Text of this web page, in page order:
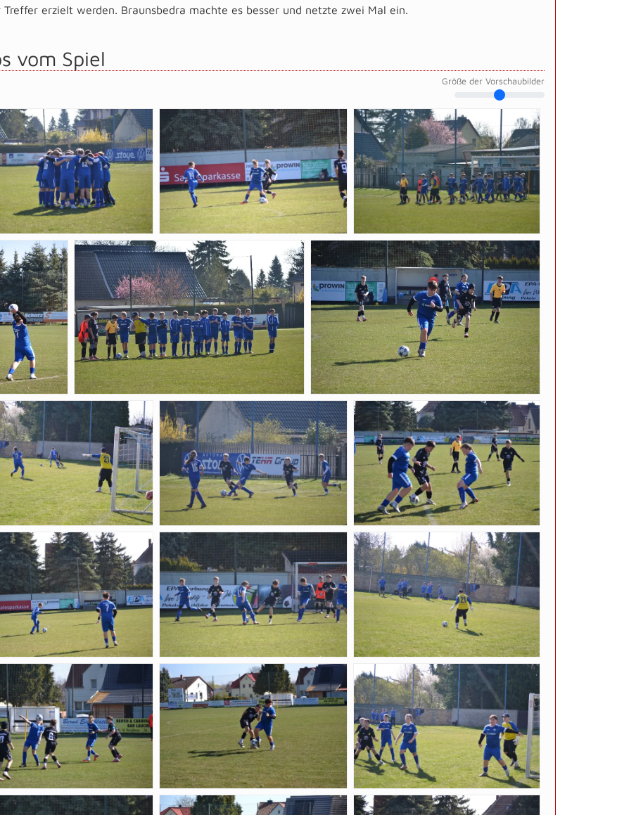
Treffer erzielt werden. Braunsbedra machte es besser und netzte zwei Mal ein.
vom Spiel
Größe der Vorschaubilder